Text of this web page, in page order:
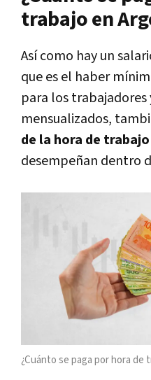
trabajo en
Así como hay un
que es el haber
para los
mensualizados,
de la hora de trabajo
desempeñan dentro
¿Cuánto se paga por hora de